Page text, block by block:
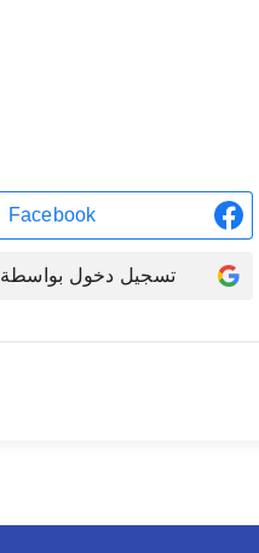
Facebook
تسجيل دخول بواسطة